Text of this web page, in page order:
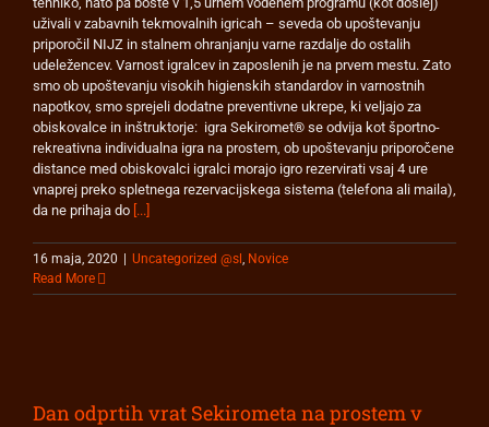
uživali v zabavnih tekmovalnih igricah – seveda ob upoštevanju
priporočil NIJZ in stalnem ohranjanju varne razdalje do ostalih
udeležencev. Varnost igralcev in zaposlenih je na prvem mestu. Zato
smo ob upoštevanju visokih higienskih standardov in varnostnih
napotkov, smo sprejeli dodatne preventivne ukrepe, ki veljajo za
obiskovalce in inštruktorje: igra Sekiromet® se odvija kot športno-
rekreativna individualna igra na prostem, ob upoštevanju priporočene
distance med obiskovalci igralci morajo igro rezervirati vsaj 4 ure
vnaprej preko spletnega rezervacijskega sistema (telefona ali maila),
da ne prihaja do [...]
16 maja, 2020 | Uncategorized @sl Novice
Read More
Dan odprtih vrat Sekirometa na prostem v